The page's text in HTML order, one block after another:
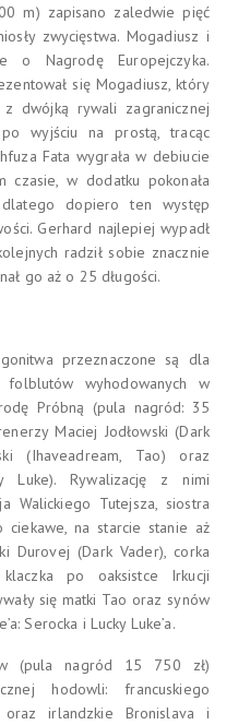
m) zapisano zaledwie pięć
zwycięstwa. Mogadiusz i
o Nagrodę Europejczyka.
się Mogadiusz, który
z dwójką rywali zagranicznej
wyjściu na prostą, tracąc
Fata wygrała w debiucie
w dodatku pokonała
dlatego dopiero ten występ
Gerhard najlepiej wypadł
radził sobie znacznie
go aż o 25 długości.
przeznaczone są dla
folblutów wyhodowanych w
Próbną (pula nagród: 35
Maciej Jodłowski (Dark
(Ihaveadream, Tao) oraz
Luke). Rywalizację z nimi
Walickiego Tutejsza, siostra
ciekawe, na starcie stanie aż
Durovej (Dark Vader), corka
po oaksistce Irkucji
się matki Tao oraz synów
Serocka i Lucky Luke’a.
(pula nagród 15 750 zł)
hodowli: francuskiego
oraz irlandzkie Bronislava i